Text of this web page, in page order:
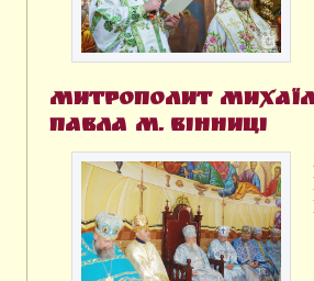
Митрополит
Павла м. Вінниці